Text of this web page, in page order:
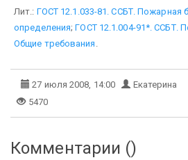
Лит.: ГОСТ 12.1.033-81. ССБТ. Пожарная
определения;ГОСТ 12.1.004-91*. ССБТ.
Общие требования .
27 июля 2008, 14:00 Екатерина
5470
Комментарии ()